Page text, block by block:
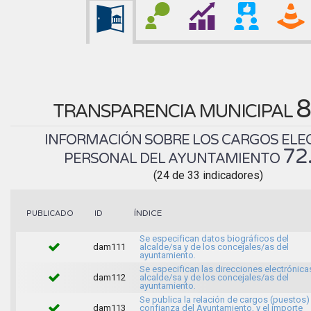
TRANSPARENCIA MUNICIPAL
INFORMACIÓN SOBRE LOS CARGOS
PERSONAL DEL AYUNTAMIENTO
(24 de 33 indicadores)
PUBLICADO ID ÍNDICE
dam111
Se especifican datos biográficos del
alcalde/sa y de los concejales/as del
ayuntamiento.
dam112
Se especifican las direcciones
alcalde/sa y de los concejales/as del
ayuntamiento.
dam113
Se publica la relación de cargos
confianza del Ayuntamiento, y el importe